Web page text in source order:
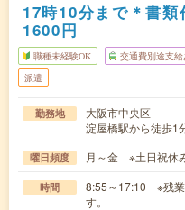
17時10分まで＊書
1600円
職種未経験OK 交通費別途支給
派遣
勤務地
大阪市中央区
淀屋橋駅から徒歩1
曜日頻度 月～金 ※土日祝休
時間
8:55～17:10 ※残業
す。